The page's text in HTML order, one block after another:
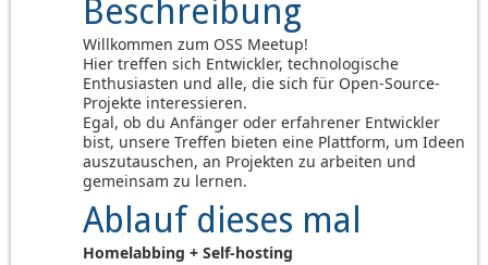
Beschreibung
Willkommen zum OSS Meetup!
Hier treffen sich Entwickler, technologische
Enthusiasten und alle, die sich für Open-Source-
Projekte interessieren.
Egal, ob du Anfänger oder erfahrener Entwickler
bist, unsere Treffen bieten eine Plattform, um Ideen
auszutauschen, an Projekten zu arbeiten und
gemeinsam zu lernen.
Ablauf dieses mal
Homelabbing + Self-hosting